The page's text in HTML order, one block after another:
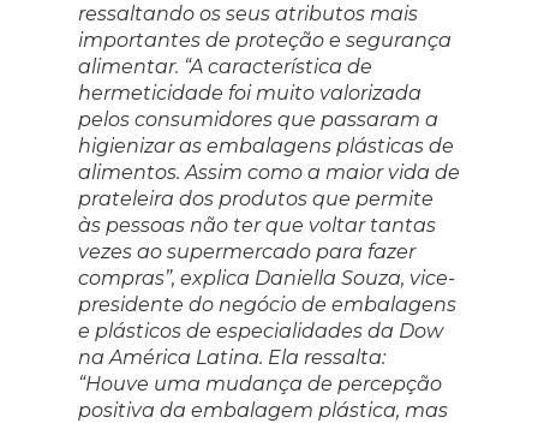
ressaltando os seus atributos mais
importantes de proteção e segurança
alimentar. “A característica de
hermeticidade foi muito valorizada
pelos consumidores que passaram a
higienizar as embalagens plásticas de
alimentos. Assim como a maior vida de
prateleira dos produtos que permite
às pessoas não ter que voltar tantas
vezes ao supermercado para fazer
compras”, explica Daniella Souza, vice-
presidente do negócio de embalagens
e plásticos de especialidades da Dow
na América Latina. Ela ressalta:
“Houve uma mudança de percepção
positiva da embalagem plástica, mas